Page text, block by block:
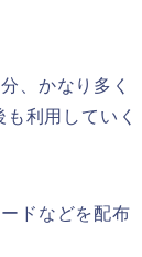
、かなり多く
利用していく
ドなどを配布